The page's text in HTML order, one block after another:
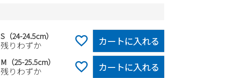
S（24-24.5cm）
残りわずか カートに入れる
M（25-25.5cm）
残りわずか カートに入れる